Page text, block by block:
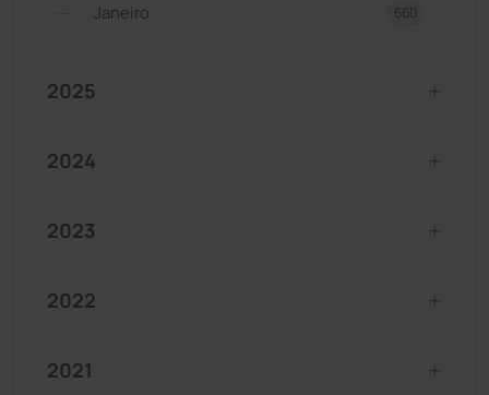
Janeiro 660
2025
2024
2023
2022
2021